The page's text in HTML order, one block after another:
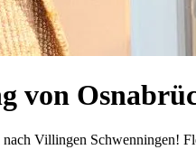
von
Villingen Schwenningen!